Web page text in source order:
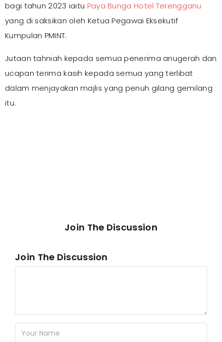
bagi tahun 2023 iaitu Paya Bunga Hotel Terengganu
yang di saksikan oleh Ketua Pegawai Eksekutif
Kumpulan PMINT.
Jutaan tahniah kepada semua penerima anugerah dan
ucapan terima kasih kepada semua yang terlibat
dalam menjayakan majlis yang penuh gilang gemilang
itu.
Join The Discussion
Join The Discussion